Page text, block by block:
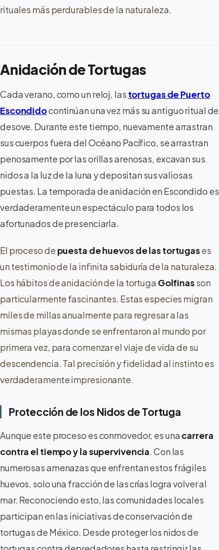
rituales más perdurables de la naturaleza.
Anidación de Tortugas
Cada verano, como un reloj, las tortugas de Puerto
Escondidocontinúan una vez más su antiguo ritual de
desove. Durante este tiempo, nuevamente arrastran
sus cuerpos fuera del Océano Pacífico, se arrastran
penosamente por las orillas arenosas, excavan sus
nidos a la luz de la luna y depositan sus valiosas
puestas. La temporada de anidación en Escondido es
verdaderamente un espectáculo para todos los
afortunados de presenciarla.
El proceso de puesta de huevos de las tortugases
un testimonio de la infinita sabiduría de la naturaleza.
Los hábitos de anidación de la tortuga Golfinasson
particularmente fascinantes. Estas especies migran
miles de millas anualmente para regresar a las
mismas playas donde se enfrentaron al mundo por
primera vez, para comenzar el viaje de vida de su
descendencia. Tal precisión y fidelidad al instinto es
verdaderamente impresionante.
Protección de los Nidos de Tortuga
Aunque este proceso es conmovedor, es unacarrera
contra el tiempo y la supervivencia. Con las
numerosas amenazas que enfrentan estos frágiles
huevos, solo una fracción de las crías logra volver al
mar. Reconociendo esto, las comunidades locales
participan en las iniciativas de conservación de
tortugas de México. Desde proteger los nidos de